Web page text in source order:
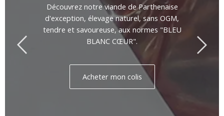
Découvrez notre viande de Parthenaise
d'exception, élevage naturel, sans OGM,
tendre et savoureuse, aux normes "BLEU
BLANC CŒUR".
Acheter mon colis